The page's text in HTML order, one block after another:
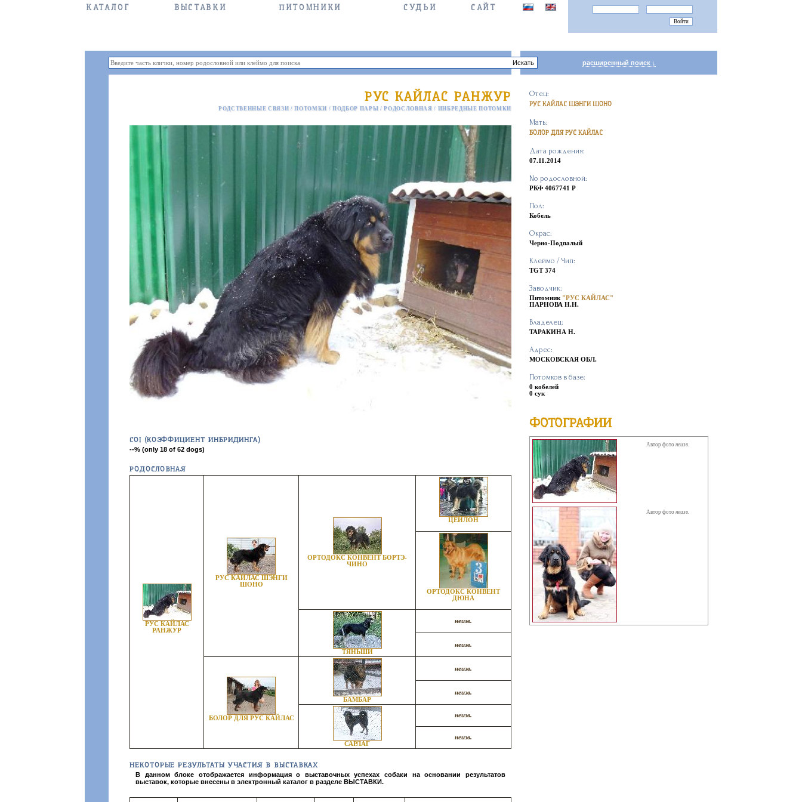
КАТАЛОГ ВЫСТАВКИ ПИТОМНИКИ СУДЬИ САЙТ
расширенный поиск ↓
РУС КАЙЛАС РАНЖУР
РОДСТВЕННЫЕ СВЯЗИ /ПОТОМКИ / ПОДБОР ПАРЫ /РОДОСЛОВНАЯ / ИНБРЕДНЫЕ ПОТОМКИ
COI (КОЭФФИЦИЕНТ ИНБРИДИНГА)
--% (only 18 of 62 dogs)
РОДОСЛОВНАЯ
РУС КАЙЛАС
РАНЖУР
РУС КАЙЛАС ШЭНГИ
ШОНО
ОРТОДОКС КОНВЕНТ БОРТЭ-
ЧИНО
ЦЕЙЛОН
ОРТОДОКС КОНВЕНТ
ДЮНА
ТЯНЬШИ
неизв.
неизв.
БОЛОР ДЛЯ РУС КАЙЛАС
БАМБАР
неизв.
неизв.
САРЛАГ
неизв.
неизв.
НЕКОТОРЫЕ РЕЗУЛЬТАТЫ УЧАСТИЯ В ВЫСТАВКАХ
В данном блоке отображается информация о выставочных успехах собаки на основании результатов
выставок, которые внесены в электронный каталог в разделе ВЫСТАВКИ.
Отец:
РУС КАЙЛАС ШЭНГИ ШОНО
Мать:
БОЛОР ДЛЯ РУС КАЙЛАС
Дата рождения:
07.11.2014
No родословной:
РКФ 4067741 Р
Пол:
Кобель
Окрас:
Черно-Подпалый
Клеймо / Чип:
TGT 374
Заводчик:
Питомник "РУС КАЙЛАС"
ПАРНОВА Н.Н.
Владелец:
ТАРАКИНА Н.
Адрес:
МОСКОВСКАЯ ОБЛ.
Потомков в базе:
0 кобелей
0 сук
ФОТОГРАФИИ
Автор фото неизв.
Автор фото неизв.